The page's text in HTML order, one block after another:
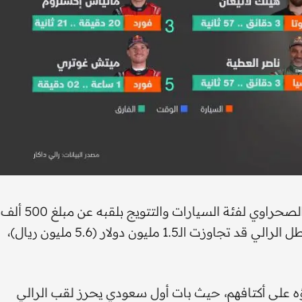
لم تقل مصاريف مشاركة يزيد الراجحي في نسخة 2025 من رالي داكار الصحراوي لفئة السيارات والتتويج بلقبه عن مبلغ 500 ألف
دولار (1.8 مليون ريال)، بينما رجحت المصادر أن تكون عائدات مشاركة بطل الرالي قد تجاوزت الـ1.5 مليون دولار (5.6 مليون ريال)،
زملاؤه على أكتافهم، حيث بات أول سعودي يحرز لقب الرالي